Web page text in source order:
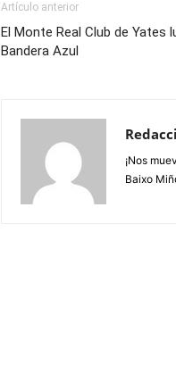
Artículo anterior
El Monte Real Club de Yates
Bandera Azul
¡Nos
Baixo